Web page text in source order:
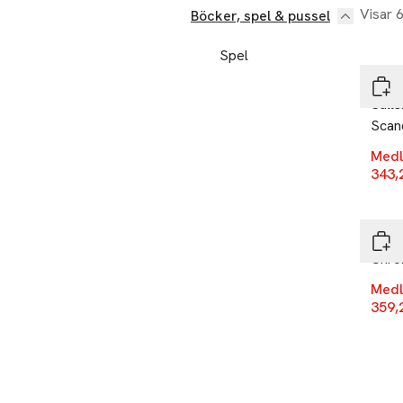
Böcker, spel & pussel
Spel
Visar